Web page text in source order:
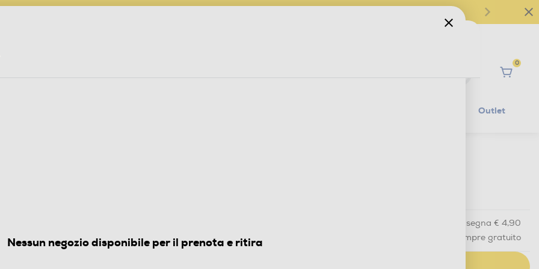
0
Outlet
Bianco
con consegna € 4,90
in 30 minuti e sempre gratuito
Nessun negozio disponibile per il prenota e ritira